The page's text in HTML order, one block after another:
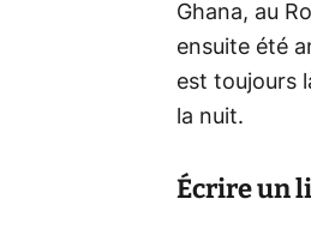
Ghana, au
ensuite été
est toujours
la nuit.
Écrire un